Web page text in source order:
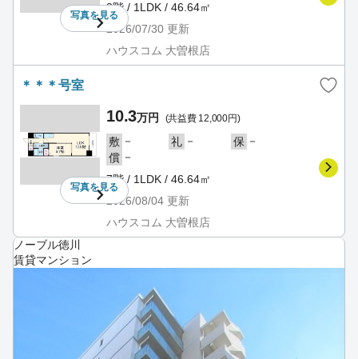
写真を見る
3階 / 1LDK / 46.64㎡
2026/07/30 更新
ハウスコム 大曽根店
＊＊＊号室
写真を見る
10.3万円 (共益費 12,000円)
敷 － 礼 － 保 －
償 －
7階 / 1LDK / 46.64㎡
2026/08/04 更新
ハウスコム 大曽根店
ノーブル徳川
賃貸マンション